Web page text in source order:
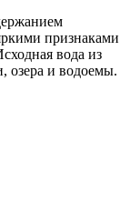
признаками
вода из
озера и водоемы.